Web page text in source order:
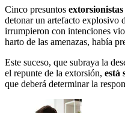
Cinco presuntos
detonar un artefacto explosivo
irrumpieron con intenciones
harto de las amenazas, había
Este suceso, que subraya la
el repunte de la extorsión, está
que deberá determinar la